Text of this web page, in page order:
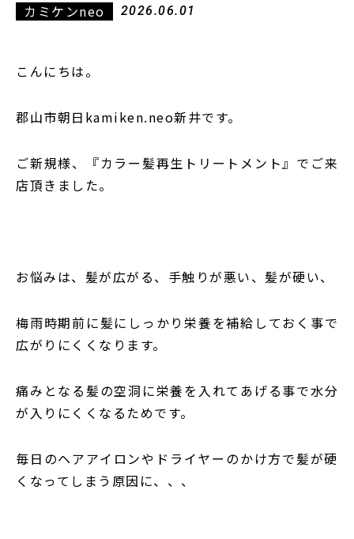
カミケンneo 2026.06.01
こんにちは。
郡山市朝日kamiken.neo新井です。
ご新規様、『カラー髪再生トリートメント』でご来
店頂きました。
お悩みは、髪が広がる、手触りが悪い、髪が硬い、
梅雨時期前に髪にしっかり栄養を補給しておく事で
広がりにくくなります。
痛みとなる髪の空洞に栄養を入れてあげる事で水分
が入りにくくなるためです。
毎日のヘアアイロンやドライヤーのかけ方で髪が硬
くなってしまう原因に、、、